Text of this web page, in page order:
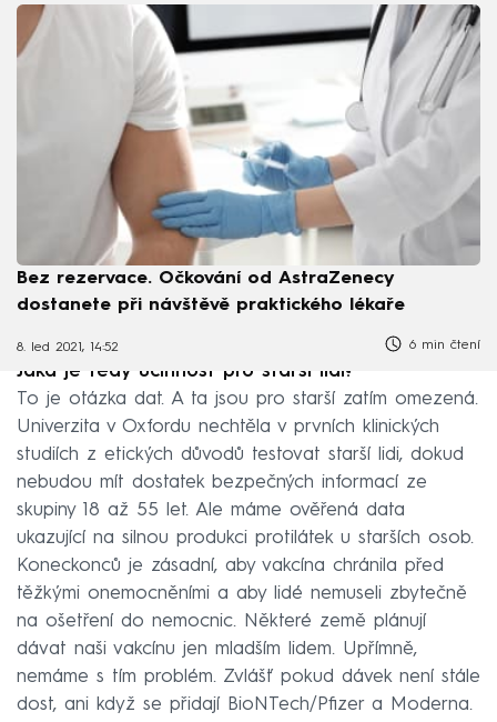
Bez rezervace. Očkování od AstraZenecy
dostanete při návštěvě praktického lékaře
8. led 2021, 14:52 6 min čtení
Jaká je tedy účinnost pro starší lidi?
To je otázka dat. A ta jsou pro starší zatím omezená.
Univerzita v Oxfordu nechtěla v prvních klinických
studiích z etických důvodů testovat starší lidi, dokud
nebudou mít dostatek bezpečných informací ze
skupiny 18 až 55 let. Ale máme ověřená data
ukazující na silnou produkci protilátek u starších osob.
Koneckonců je zásadní, aby vakcína chránila před
těžkými onemocněními a aby lidé nemuseli zbytečně
na ošetření do nemocnic. Některé země plánují
dávat naši vakcínu jen mladším lidem. Upřímně,
nemáme s tím problém. Zvlášť pokud dávek není stále
dost, ani když se přidají BioNTech/Pfizer a Moderna.